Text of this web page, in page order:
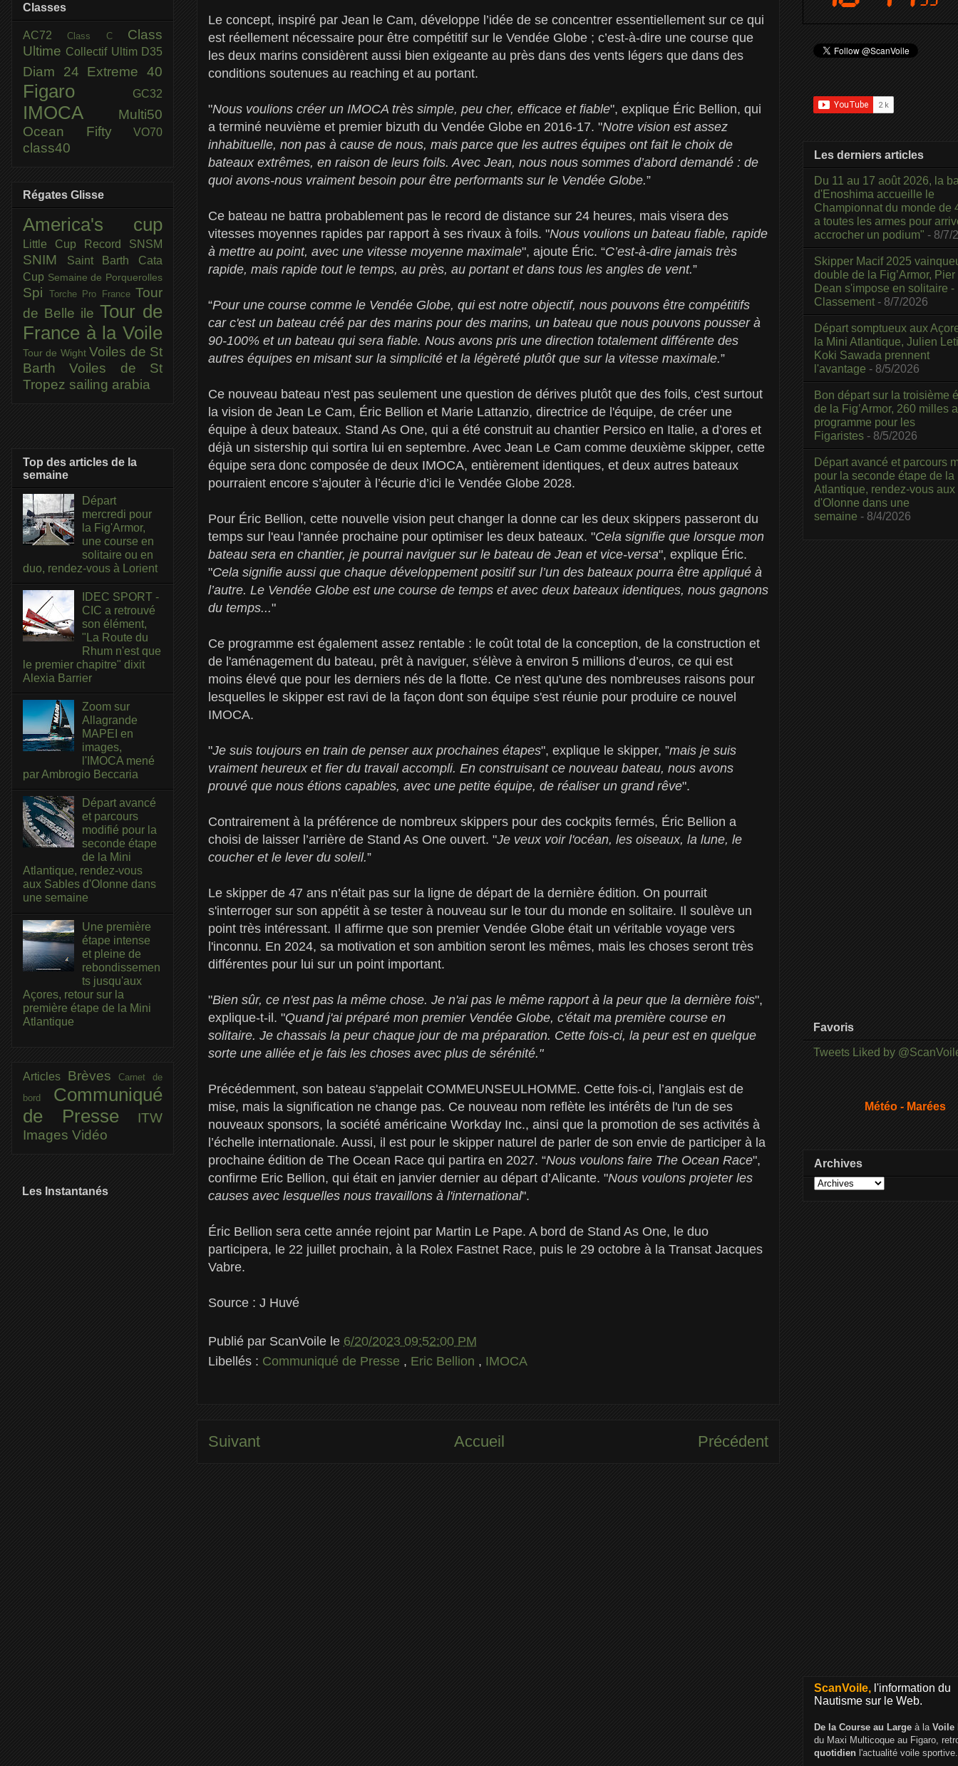
Le concept, inspiré par Jean le Cam, développe l’idée de se concentrer essentiellement sur ce qui
est réellement nécessaire pour être compétitif sur le Vendée Globe ; c’est-à-dire une course que
les deux marins considèrent aussi bien exigeante au près dans des vents légers que dans des
conditions soutenues au reaching et au portant.
"Nous voulions créer un IMOCA très simple, peu cher, efficace et fiable", explique Éric Bellion, qui
a terminé neuvième et premier bizuth du Vendée Globe en 2016-17. "Notre vision est assez
inhabituelle, non pas à cause de nous, mais parce que les autres équipes ont fait le choix de
bateaux extrêmes, en raison de leurs foils. Avec Jean, nous nous sommes d’abord demandé : de
quoi avons-nous vraiment besoin pour être performants sur le Vendée Globe.”
Ce bateau ne battra probablement pas le record de distance sur 24 heures, mais visera des
vitesses moyennes rapides par rapport à ses rivaux à foils. "Nous voulions un bateau fiable, rapide
à mettre au point, avec une vitesse moyenne maximale", ajoute Éric. “C’est-à-dire jamais très
rapide, mais rapide tout le temps, au près, au portant et dans tous les angles de vent.”
“Pour une course comme le Vendée Globe, qui est notre objectif, nous pouvons être compétitifs
car c'est un bateau créé par des marins pour des marins, un bateau que nous pouvons pousser à
90-100% et un bateau qui sera fiable. Nous avons pris une direction totalement différente des
autres équipes en misant sur la simplicité et la légèreté plutôt que sur la vitesse maximale.”
Ce nouveau bateau n'est pas seulement une question de dérives plutôt que des foils, c'est surtout
la vision de Jean Le Cam, Éric Bellion et Marie Lattanzio, directrice de l'équipe, de créer une
équipe à deux bateaux. Stand As One, qui a été construit au chantier Persico en Italie, a d’ores et
déjà un sistership qui sortira lui en septembre. Avec Jean Le Cam comme deuxième skipper, cette
équipe sera donc composée de deux IMOCA, entièrement identiques, et deux autres bateaux
pourraient encore s’ajouter à l’écurie d’ici le Vendée Globe 2028.
Pour Éric Bellion, cette nouvelle vision peut changer la donne car les deux skippers passeront du
temps sur l'eau l'année prochaine pour optimiser les deux bateaux. "Cela signifie que lorsque mon
bateau sera en chantier, je pourrai naviguer sur le bateau de Jean et vice-versa", explique Éric.
"Cela signifie aussi que chaque développement positif sur l’un des bateaux pourra être appliqué à
l’autre. Le Vendée Globe est une course de temps et avec deux bateaux identiques, nous gagnons
du temps..."
Ce programme est également assez rentable : le coût total de la conception, de la construction et
de l'aménagement du bateau, prêt à naviguer, s'élève à environ 5 millions d’euros, ce qui est
moins élevé que pour les derniers nés de la flotte. Ce n'est qu'une des nombreuses raisons pour
lesquelles le skipper est ravi de la façon dont son équipe s'est réunie pour produire ce nouvel
IMOCA.
"Je suis toujours en train de penser aux prochaines étapes", explique le skipper, ”mais je suis
vraiment heureux et fier du travail accompli. En construisant ce nouveau bateau, nous avons
prouvé que nous étions capables, avec une petite équipe, de réaliser un grand rêve".
Contrairement à la préférence de nombreux skippers pour des cockpits fermés, Éric Bellion a
choisi de laisser l’arrière de Stand As One ouvert. "Je veux voir l'océan, les oiseaux, la lune, le
coucher et le lever du soleil.”
Le skipper de 47 ans n’était pas sur la ligne de départ de la dernière édition. On pourrait
s'interroger sur son appétit à se tester à nouveau sur le tour du monde en solitaire. Il soulève un
point très intéressant. Il affirme que son premier Vendée Globe était un véritable voyage vers
l'inconnu. En 2024, sa motivation et son ambition seront les mêmes, mais les choses seront très
différentes pour lui sur un point important.
"Bien sûr, ce n'est pas la même chose. Je n'ai pas le même rapport à la peur que la dernière fois",
explique-t-il. "Quand j'ai préparé mon premier Vendée Globe, c'était ma première course en
solitaire. Je chassais la peur chaque jour de ma préparation. Cette fois-ci, la peur est en quelque
sorte une alliée et je fais les choses avec plus de sérénité."
Précédemment, son bateau s'appelait COMMEUNSEULHOMME. Cette fois-ci, l’anglais est de
mise, mais la signification ne change pas. Ce nouveau nom reflète les intérêts de l'un de ses
nouveaux sponsors, la société américaine Workday Inc., ainsi que la promotion de ses activités à
l’échelle internationale. Aussi, il est pour le skipper naturel de parler de son envie de participer à la
prochaine édition de The Ocean Race qui partira en 2027. “Nous voulons faire The Ocean Race",
confirme Eric Bellion, qui était en janvier dernier au départ d’Alicante. "Nous voulons projeter les
causes avec lesquelles nous travaillons à l'international".
Éric Bellion sera cette année rejoint par Martin Le Pape. A bord de Stand As One, le duo
participera, le 22 juillet prochain, à la Rolex Fastnet Race, puis le 29 octobre à la Transat Jacques
Vabre.
Source : J Huvé
Publié par ScanVoile le 6/20/2023 09:52:00 PM
Libellés : Communiqué de Presse , Eric Bellion , IMOCA
Suivant Précédent
Accueil
Classes
AC72Class C Class
Ultime Collectif Ultim D35
Diam 24 Extreme 40
Figaro GC32
IMOCA
Multi50
Ocean Fifty
VO70
class40
Régates Glisse
America's cup
Little Cup Record SNSM
SNIM
Saint Barth Cata
Cup Semaine de Porquerolles
Spi Torche Pro France Tour
de Belle ile Tour de
France à la Voile
Tour de Wight Voiles de St
BarthVoiles de St
Tropez sailing arabia
Top des articles de la
semaine
Départ
mercredi pour
la Fig'Armor,
une course en
solitaire ou en
duo, rendez-vous à Lorient
IDEC SPORT -
CIC a retrouvé
son élément,
"La Route du
Rhum n'est que
le premier chapitre" dixit
Alexia Barrier
Zoom sur
Allagrande
MAPEI en
images,
l'IMOCA mené
par Ambrogio Beccaria
Départ avancé
et parcours
modifié pour la
seconde étape
de la Mini
Atlantique, rendez-vous
aux Sables d'Olonne dans
une semaine
Une première
étape intense
et pleine de
rebondissemen
ts jusqu'aux
Açores, retour sur la
première étape de la Mini
Atlantique
Articles BrèvesCarnet de
bord Communiqué
de Presse
ITW
Images Vidéo
Les Instantanés
Les derniers articles
Du 11 au 17 août 2026, la
d'Enoshima accueille le
Championnat du monde de
a toutes les armes pour
accrocher un podium" - 8/7/
Skipper Macif 2025
double de la Fig’Armor,
Dean s'impose en solitaire -
Classement - 8/7/2026
Départ somptueux aux
la Mini Atlantique, Julien
Koki Sawada prennent
l'avantage - 8/5/2026
Bon départ sur la troisième
de la Fig’Armor, 260 milles
programme pour les
Figaristes - 8/5/2026
Départ avancé et parcours
pour la seconde étape de la
Atlantique, rendez-vous
d'Olonne dans une
semaine - 8/4/2026
Favoris
Tweets Liked by
Météo - Marées
Archives
ScanVoile, l'information du
Nautisme sur le Web.
De la Course au Large à la Voile
du Maxi Multicoque au Figaro,
quotidien l'actualité voile sportive.